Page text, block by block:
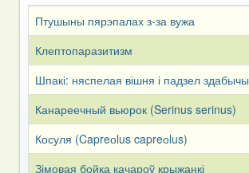
Птушыны пярэпалах з-за вужа
Клептопаразитизм
Шпакі: няспелая вішня і падзел здабычы
Канареечный вьюрок (Serinus serinus)
Косуля (Capreоlus capreоlus)
Зімовая бойка качароў крыжанкі